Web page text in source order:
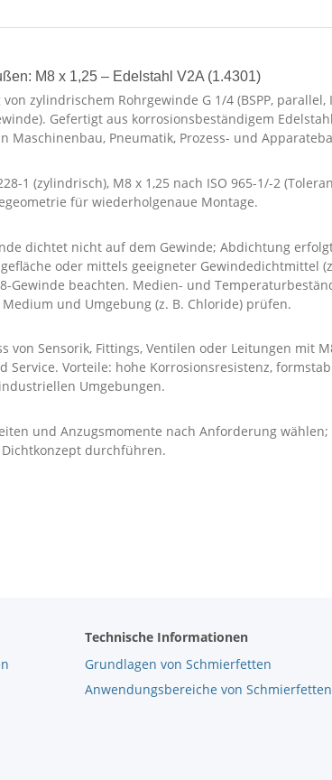
M8 x 1,25 – Edelstahl V2A (1.4301)
zylindrischem Rohrgewinde G 1/4 (BSPP,
Gefertigt aus korrosionsbeständigem
Maschinenbau, Pneumatik, Prozess- und
1 (zylindrisch), M8 x 1,25 nach ISO 965-1/-2
für wiederholgenaue Montage.
dichtet nicht auf dem Gewinde; Abdichtung
oder mittels geeigneter Gewindedichtmittel
Gewinde beachten. Medien- und
und Umgebung (z. B. Chloride) prüfen.
von Sensorik, Fittings, Ventilen oder Leitungen mit
Vorteile: hohe Korrosionsresistenz,
Umgebungen.
und Anzugsmomente nach Anforderung
durchführen.
Technische Informationen
Grundlagen von Schmierfetten
Anwendungsbereiche von Schmierfetten